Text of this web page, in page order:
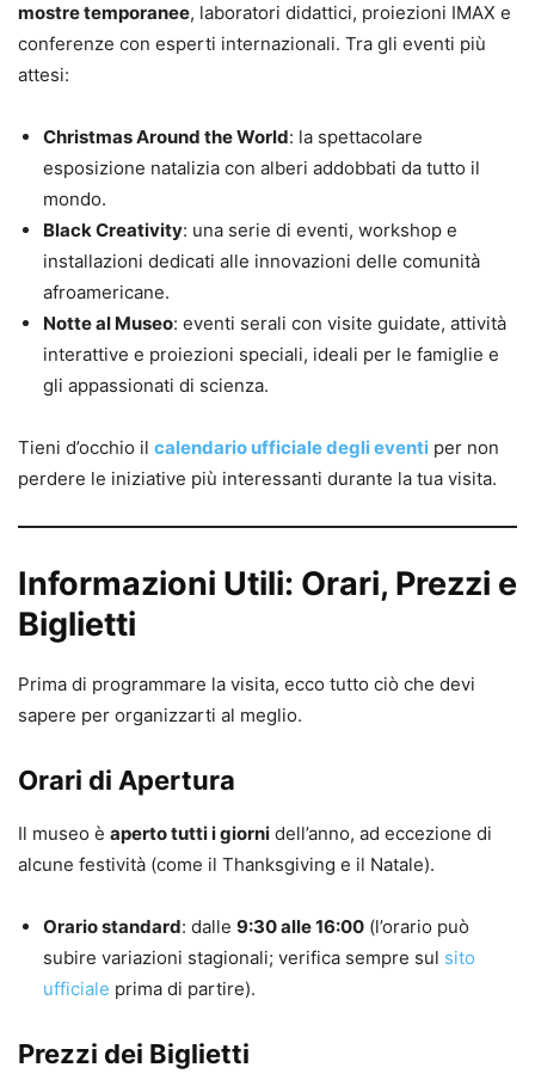
mostre temporanee, laboratori didattici, proiezioni IMAX e
conferenze con esperti internazionali. Tra gli eventi più
attesi:
Christmas Around the World: la spettacolare
esposizione natalizia con alberi addobbati da tutto il
mondo.
Black Creativity: una serie di eventi, workshop e
installazioni dedicati alle innovazioni delle comunità
afroamericane.
Notte al Museo: eventi serali con visite guidate, attività
interattive e proiezioni speciali, ideali per le famiglie e
gli appassionati di scienza.
Tieni d’occhio il calendario ufficiale degli eventi per non
perdere le iniziative più interessanti durante la tua visita.
Informazioni Utili: Orari, Prezzi e
Biglietti
Prima di programmare la visita, ecco tutto ciò che devi
sapere per organizzarti al meglio.
Orari di Apertura
Il museo è aperto tutti i giorni dell’anno, ad eccezione di
alcune festività (come il Thanksgiving e il Natale).
Orario standard: dalle 9:30 alle 16:00 (l’orario può
subire variazioni stagionali; verifica sempre sul sito
ufficiale prima di partire).
Prezzi dei Biglietti